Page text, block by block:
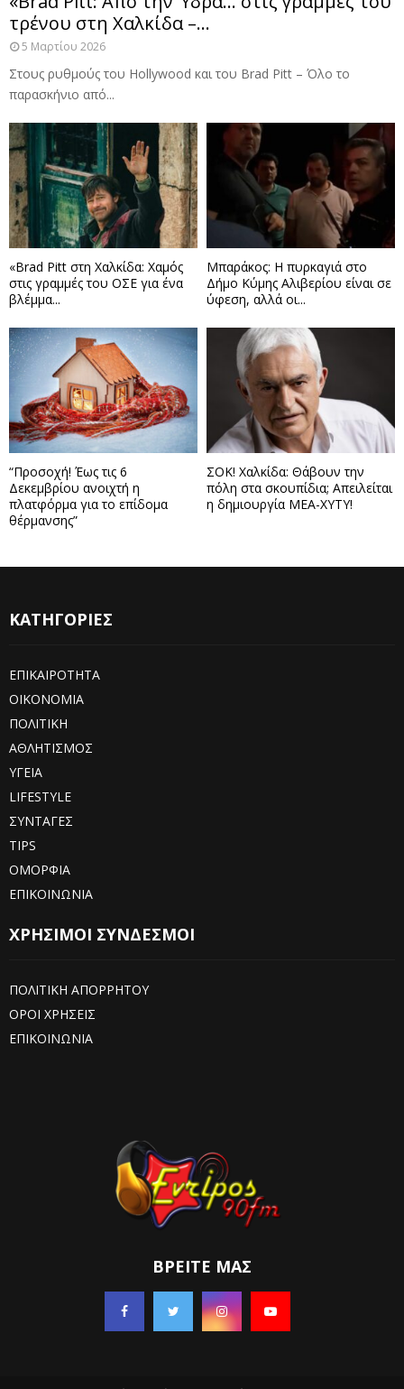
τρένου στη Χαλκίδα –...
5 Μαρτίου 2026
Στους ρυθμούς του Hollywood και του Brad Pitt – Όλο το
παρασκήνιο από...
«Brad Pitt στη Χαλκίδα: Χαμός
στις γραμμές του ΟΣΕ για ένα
βλέμμα...
Μπαράκος: Η πυρκαγιά στο
Δήμο Κύμης Αλιβερίου είναι σε
ύφεση, αλλά οι...
“Προσοχή! Έως τις 6
Δεκεμβρίου ανοιχτή η
πλατφόρμα για το επίδομα
θέρμανσης”
ΣΟΚ! Χαλκίδα: Θάβουν την
πόλη στα σκουπίδια; Απειλείται
η δημιουργία ΜΕΑ-ΧΥΤΥ!
ΚΑΤΗΓΟΡΙΕΣ
ΕΠΙΚΑΙΡΟΤΗΤΑ
ΟΙΚΟΝΟΜΙΑ
ΠΟΛΙΤΙΚΗ
ΑΘΛΗΤΙΣΜΟΣ
ΥΓΕΙΑ
LIFESTYLE
ΣΥΝΤΑΓΕΣ
TIPS
ΟΜΟΡΦΙΑ
ΕΠΙΚΟΙΝΩΝΙΑ
ΧΡΗΣΙΜΟΙ ΣΥΝΔΕΣΜΟΙ
ΠΟΛΙΤΙΚΗ ΑΠΟΡΡΗΤΟΥ
ΟΡΟΙ ΧΡΗΣΕΙΣ
ΕΠΙΚΟΙΝΩΝΙΑ
ΒΡΕΊΤΕ ΜΑΣ